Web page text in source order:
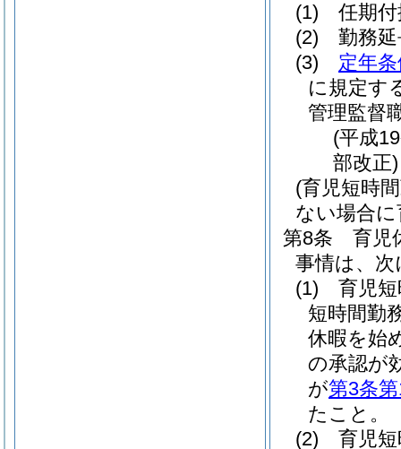
(1)
任期
(2)
勤務
(3)
定年
に規定す
管理監督
(平成
部改正)
(育児短時
ない場合
第8条
育児
事情は、
(1)
育児
短時間勤
休暇を始
の承認が
が第3条
たこと。
(2)
育児